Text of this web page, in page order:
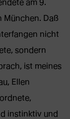
am 9.
München. Daß
nicht
sondern
ist meines
Ellen
instinktiv und